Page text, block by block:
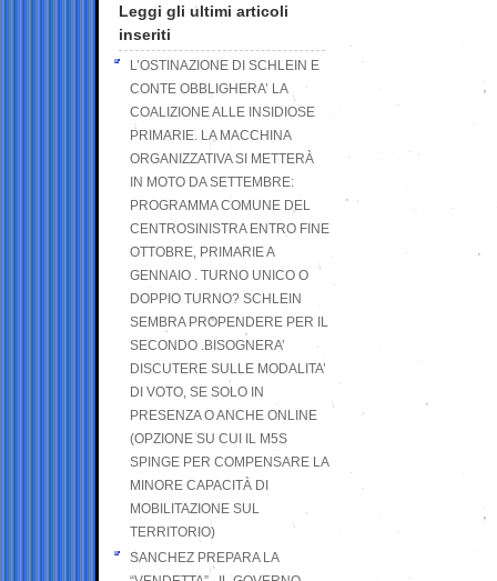
Leggi gli ultimi articoli
inseriti
L’OSTINAZIONE DI SCHLEIN E
CONTE OBBLIGHERA’ LA
COALIZIONE ALLE INSIDIOSE
PRIMARIE. LA MACCHINA
ORGANIZZATIVA SI METTERÀ
IN MOTO DA SETTEMBRE:
PROGRAMMA COMUNE DEL
CENTROSINISTRA ENTRO FINE
OTTOBRE, PRIMARIE A
GENNAIO . TURNO UNICO O
DOPPIO TURNO? SCHLEIN
SEMBRA PROPENDERE PER IL
SECONDO .BISOGNERA’
DISCUTERE SULLE MODALITA’
DI VOTO, SE SOLO IN
PRESENZA O ANCHE ONLINE
(OPZIONE SU CUI IL M5S
SPINGE PER COMPENSARE LA
MINORE CAPACITÀ DI
MOBILITAZIONE SUL
TERRITORIO)
SANCHEZ PREPARA LA